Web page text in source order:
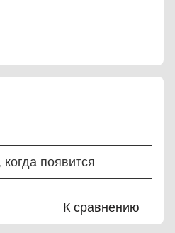
появится
К сравнению